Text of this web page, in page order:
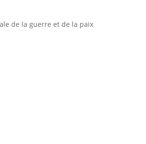
de la guerre et de la paix